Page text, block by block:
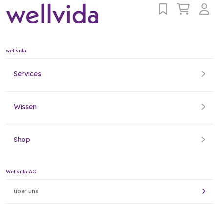
wellvida
Services
Wissen
Shop
Wellvida AG
über uns